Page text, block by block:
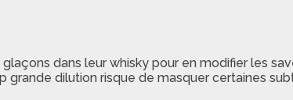
dans leur whisky pour en modifier les
grande dilution risque de masquer certaines